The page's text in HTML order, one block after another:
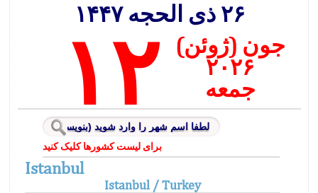
۲۶ ذی الحجه ۱۴۴۷
۱۲
جون (ژوئن)
۲۰۲۶
جمعه
برای لیست کشورها کلیک کنید
Istanbul
Istanbul / Turkey